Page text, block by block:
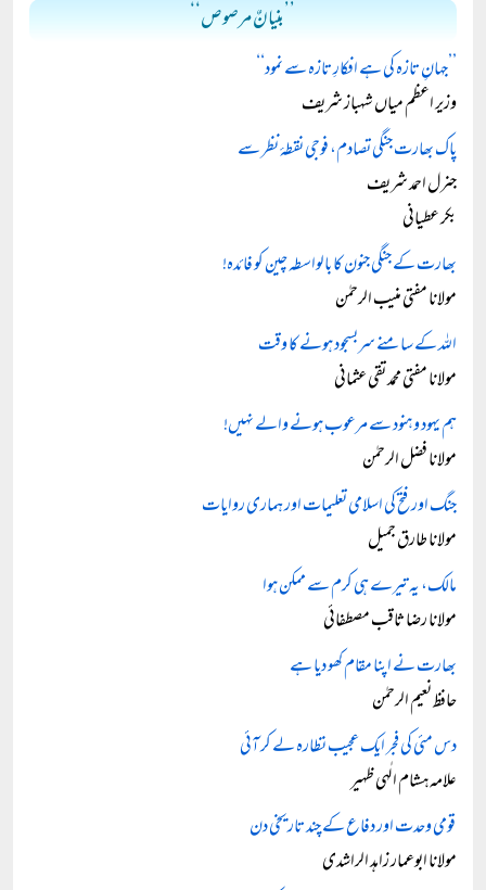
’’بنیانٌ مرصوص‘‘
’’جہانِ تازہ کی ہے افکارِ تازہ سے نمود‘‘
وزیر اعظم میاں شہباز شریف
پاک بھارت جنگی تصادم، فوجی نقطۂ نظر سے
جنرل احمد شریف
بکر عطیانی
بھارت کے جنگی جنون کا بالواسطہ چین کو فائدہ!
مولانا مفتی منیب الرحمٰن
اللہ کے سامنے سربسجود ہونے کا وقت
مولانا مفتی محمد تقی عثمانی
ہم یہود و ہنود سے مرعوب ہونے والے نہیں!
مولانا فضل الرحمٰن
جنگ اور فتح کی اسلامی تعلیمات اور ہماری روایات
مولانا طارق جمیل
مالک، یہ تیرے ہی کرم سے ممکن ہوا
مولانا رضا ثاقب مصطفائی
بھارت نے اپنا مقام کھو دیا ہے
حافظ نعیم الرحمٰن
دس مئی کی فجر ایک عجیب نظارہ لے کر آئی
علامہ ہشام الٰہی ظہیر
قومی وحدت اور دفاع کے چند تاریخی دن
مولانا ابوعمار زاہد الراشدی